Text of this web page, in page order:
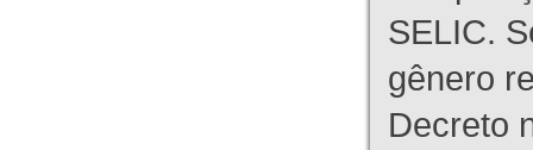
SELIC.
gênero
Decreto